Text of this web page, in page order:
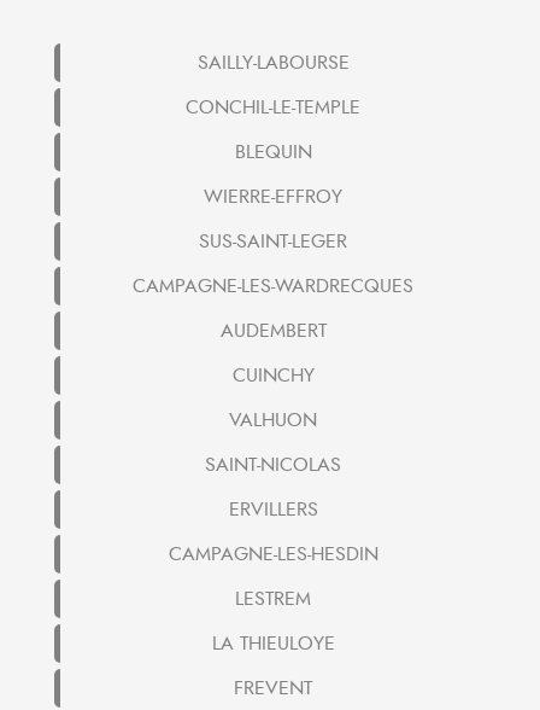
SAILLY-LABOURSE
CONCHIL-LE-TEMPLE
BLEQUIN
WIERRE-EFFROY
SUS-SAINT-LEGER
CAMPAGNE-LES-WARDRECQUES
AUDEMBERT
CUINCHY
VALHUON
SAINT-NICOLAS
ERVILLERS
CAMPAGNE-LES-HESDIN
LESTREM
LA THIEULOYE
FREVENT